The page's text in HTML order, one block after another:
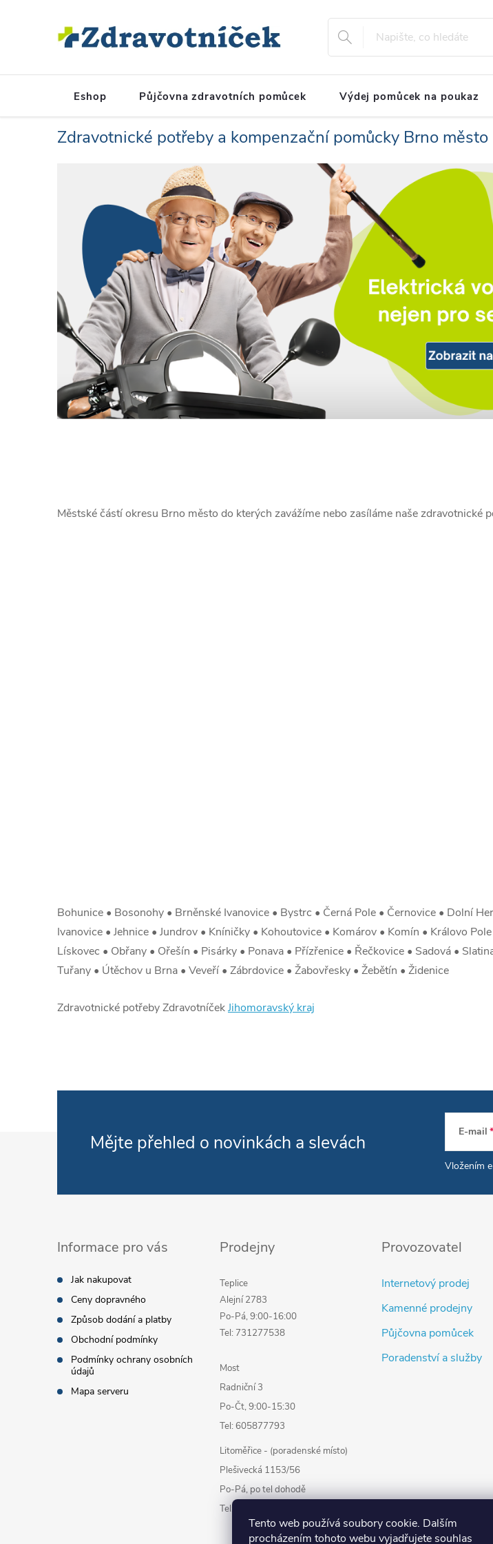
Tento web používá soubory cookie. Dalším
procházením tohoto webu vyjadřujete souhlas
Eshop Půjčovna zdravotních pomůcek Výdej pomůcek na poukaz
Zdravotnické potřeby a kompenzační pomůcky Brno město
Městské částí okresu Brno město do kterých zavážíme nebo zasíláme naše zdravotnické
Bohunice • Bosonohy • Brněnské Ivanovice • Bystrc • Černá Pole • Černovice • Dolní
Ivanovice • Jehnice • Jundrov • Kníničky • Kohoutovice • Komárov • Komín • Královo
Lískovec • Obřany • Ořešín • Pisárky • Ponava • Přízřenice • Řečkovice • Sadová •
Tuřany • Útěchov u Brna • Veveří • Zábrdovice • Žabovřesky • Žebětín • Židenice
Zdravotnické potřeby ZdravotníčekJihomoravský kraj
Mějte přehled o novinkách a slevách E-mail
Vložením
Informace pro vás
Jak nakupovat
Ceny dopravného
Způsob dodání a platby
Obchodní podmínky
Podmínky ochrany osobních
údajů
Mapa serveru
Prodejny
Teplice
Alejní 2783
Po-Pá, 9:00-16:00
Tel: 731277538
Most
Radniční 3
Po-Čt, 9:00-15:30
Tel: 605877793
Litoměřice - (poradenské místo)
Plešivecká 1153/56
Po-Pá, po tel dohodě
Tel: 777878338
Provozovatel
Internetový prodej
Kamenné prodejny
Půjčovna pomůcek
Poradenství a služby